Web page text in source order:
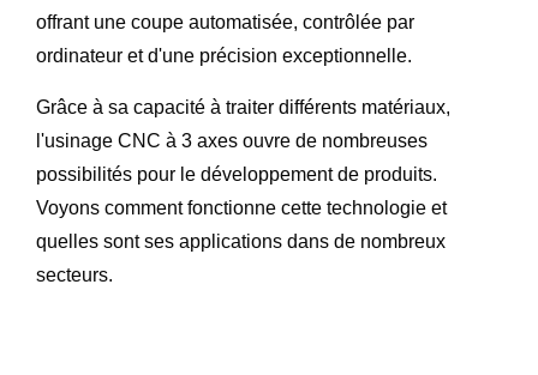
offrant une coupe automatisée, contrôlée par
ordinateur et d'une précision exceptionnelle.
Grâce à sa capacité à traiter différents matériaux,
l'usinage CNC à 3 axes ouvre de nombreuses
possibilités pour le développement de produits.
Voyons comment fonctionne cette technologie et
quelles sont ses applications dans de nombreux
secteurs.